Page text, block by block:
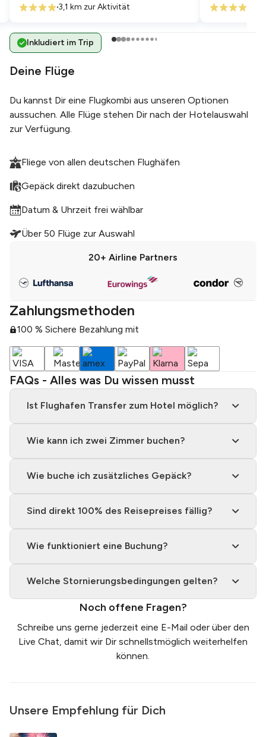
3,1 km zur Aktivität
Inkludiert im Trip
Deine Flüge
Du kannst Dir eine Flugkombi aus unseren Optionen
aussuchen. Alle Flüge stehen Dir nach der Hotelauswahl
zur Verfügung.
Fliege von allen deutschen Flughäfen
Gepäck direkt dazubuchen
Datum & Uhrzeit frei wählbar
Über 50 Flüge zur Auswahl
20+ Airline Partners
Zahlungsmethoden
100 % Sichere Bezahlung mit
FAQs - Alles was Du wissen musst
Ist Flughafen Transfer zum Hotel möglich?
Wie kann ich zwei Zimmer buchen?
Wie buche ich zusätzliches Gepäck?
Sind direkt 100% des Reisepreises fällig?
Wie funktioniert eine Buchung?
Welche Stornierungsbedingungen gelten?
Noch offene Fragen?
Schreibe uns gerne jederzeit eine E-Mail oder über den
Live Chat, damit wir Dir schnellstmöglich weiterhelfen
können.
Unsere Empfehlung für Dich